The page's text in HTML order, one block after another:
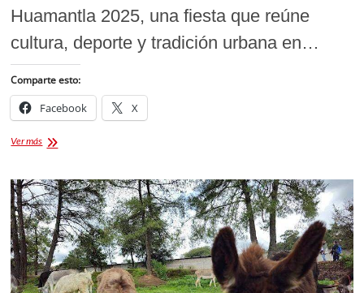
Huamantla 2025, una fiesta que reúne
cultura, deporte y tradición urbana en…
Comparte esto:
Facebook X
Ver másFeria
2025:
Vive
la
cultura,
el
deporte
y
la